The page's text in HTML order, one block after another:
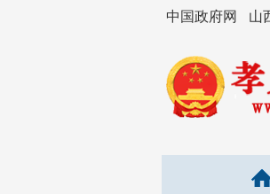
中国政府网 山